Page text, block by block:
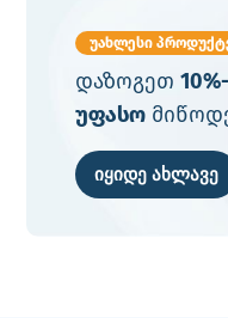
უახლესი
დაზოგეთ
უფასო
იყიდე ახლავე